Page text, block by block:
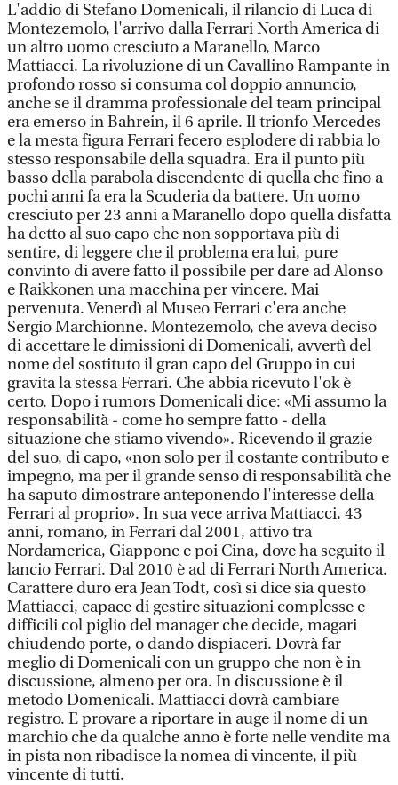
L'addio di Stefano Domenicali, il rilancio di Luca di
Montezemolo, l'arrivo dalla Ferrari North America di
un altro uomo cresciuto a Maranello, Marco
Mattiacci. La rivoluzione di un Cavallino Rampante in
profondo rosso si consuma col doppio annuncio,
anche se il dramma professionale del team principal
era emerso in Bahrein, il 6 aprile. Il trionfo Mercedes
e la mesta figura Ferrari fecero esplodere di rabbia lo
stesso responsabile della squadra. Era il punto più
basso della parabola discendente di quella che fino a
pochi anni fa era la Scuderia da battere. Un uomo
cresciuto per 23 anni a Maranello dopo quella disfatta
ha detto al suo capo che non sopportava più di
sentire, di leggere che il problema era lui, pure
convinto di avere fatto il possibile per dare ad Alonso
e Raikkonen una macchina per vincere. Mai
pervenuta. Venerdì al Museo Ferrari c'era anche
Sergio Marchionne. Montezemolo, che aveva deciso
di accettare le dimissioni di Domenicali, avvertì del
nome del sostituto il gran capo del Gruppo in cui
gravita la stessa Ferrari. Che abbia ricevuto l'ok è
certo. Dopo i rumors Domenicali dice: «Mi assumo la
responsabilità - come ho sempre fatto - della
situazione che stiamo vivendo». Ricevendo il grazie
del suo, di capo, «non solo per il costante contributo e
impegno, ma per il grande senso di responsabilità che
ha saputo dimostrare anteponendo l'interesse della
Ferrari al proprio». In sua vece arriva Mattiacci, 43
anni, romano, in Ferrari dal 2001, attivo tra
Nordamerica, Giappone e poi Cina, dove ha seguito il
lancio Ferrari. Dal 2010 è ad di Ferrari North America.
Carattere duro era Jean Todt, così si dice sia questo
Mattiacci, capace di gestire situazioni complesse e
difficili col piglio del manager che decide, magari
chiudendo porte, o dando dispiaceri. Dovrà far
meglio di Domenicali con un gruppo che non è in
discussione, almeno per ora. In discussione è il
metodo Domenicali. Mattiacci dovrà cambiare
registro. E provare a riportare in auge il nome di un
marchio che da qualche anno è forte nelle vendite ma
in pista non ribadisce la nomea di vincente, il più
vincente di tutti.